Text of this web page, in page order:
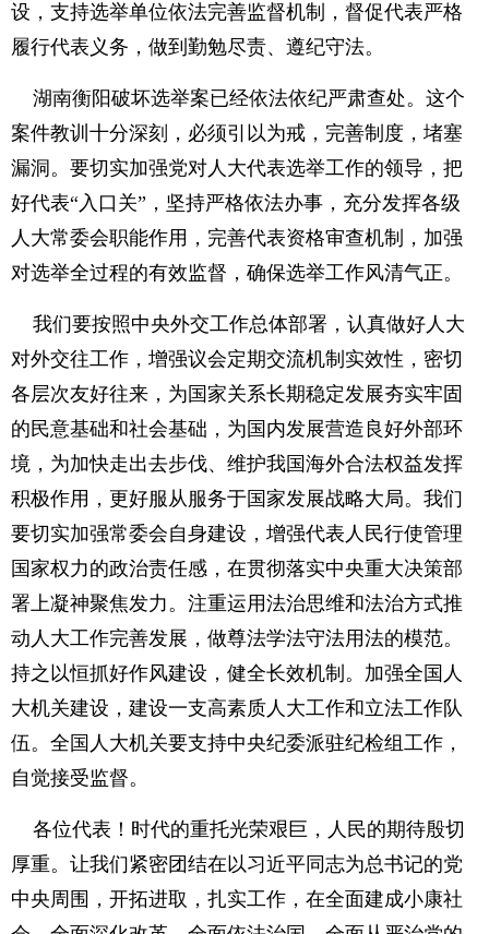
设，支持选举单位依法完善监督机制，督促代表严格
履行代表义务，做到勤勉尽责、遵纪守法。
湖南衡阳破坏选举案已经依法依纪严肃查处。这个
案件教训十分深刻，必须引以为戒，完善制度，堵塞
漏洞。要切实加强党对人大代表选举工作的领导，把
好代表“入口关”，坚持严格依法办事，充分发挥各级
人大常委会职能作用，完善代表资格审查机制，加强
对选举全过程的有效监督，确保选举工作风清气正。
我们要按照中央外交工作总体部署，认真做好人大
对外交往工作，增强议会定期交流机制实效性，密切
各层次友好往来，为国家关系长期稳定发展夯实牢固
的民意基础和社会基础，为国内发展营造良好外部环
境，为加快走出去步伐、维护我国海外合法权益发挥
积极作用，更好服从服务于国家发展战略大局。我们
要切实加强常委会自身建设，增强代表人民行使管理
国家权力的政治责任感，在贯彻落实中央重大决策部
署上凝神聚焦发力。注重运用法治思维和法治方式推
动人大工作完善发展，做尊法学法守法用法的模范。
持之以恒抓好作风建设，健全长效机制。加强全国人
大机关建设，建设一支高素质人大工作和立法工作队
伍。全国人大机关要支持中央纪委派驻纪检组工作，
自觉接受监督。
各位代表！时代的重托光荣艰巨，人民的期待殷切
厚重。让我们紧密团结在以习近平同志为总书记的党
中央周围，开拓进取，扎实工作，在全面建成小康社